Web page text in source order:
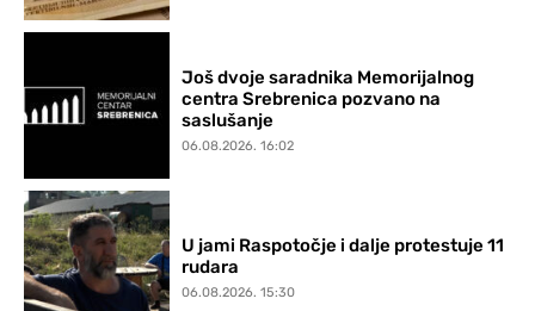
Još dvoje saradnika Memorijalnog
centra Srebrenica pozvano na
saslušanje
06.08.2026. 16:02
U jami Raspotočje i dalje protestuje 11
rudara
06.08.2026. 15:30